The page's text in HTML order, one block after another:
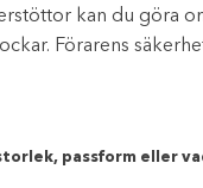
kan du göra
Förarens
passform eller